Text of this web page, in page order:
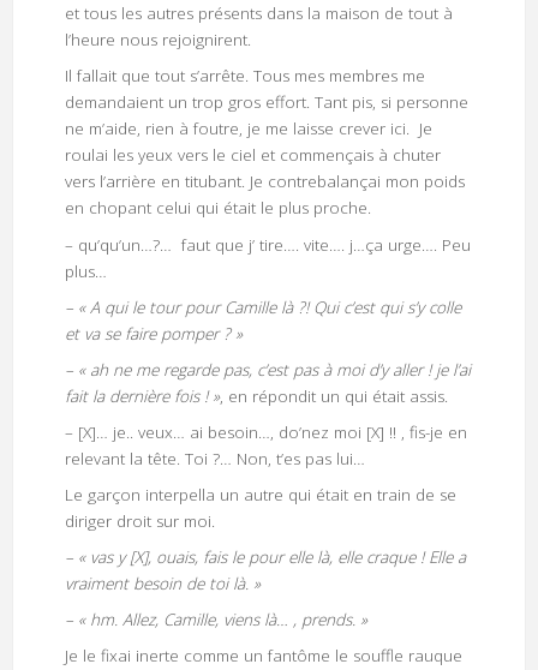
et tous les autres présents dans la maison de tout à
l’heure nous rejoignirent.
Il fallait que tout s’arrête. Tous mes membres me
demandaient un trop gros effort. Tant pis, si personne
ne m’aide, rien à foutre, je me laisse crever ici. Je
roulai les yeux vers le ciel et commençais à chuter
vers l’arrière en titubant. Je contrebalançai mon poids
en chopant celui qui était le plus proche.
– qu’qu’un…?… faut que j’ tire…. vite…. j…ça urge…. Peu
plus…
– « A qui le tour pour Camille là ?! Qui c’est qui s’y colle
et va se faire pomper ? »
– « ah ne me regarde pas, c’est pas à moi d’y aller ! je l’ai
fait la dernière fois ! », en répondit un qui était assis.
– [X]… je.. veux… ai besoin…, do’nez moi [X] !! , fis-je en
relevant la tête. Toi ?… Non, t’es pas lui…
Le garçon interpella un autre qui était en train de se
diriger droit sur moi.
– « vas y [X], ouais, fais le pour elle là, elle craque ! Elle a
vraiment besoin de toi là. »
– « hm. Allez, Camille, viens là… , prends. »
Je le fixai inerte comme un fantôme le souffle rauque